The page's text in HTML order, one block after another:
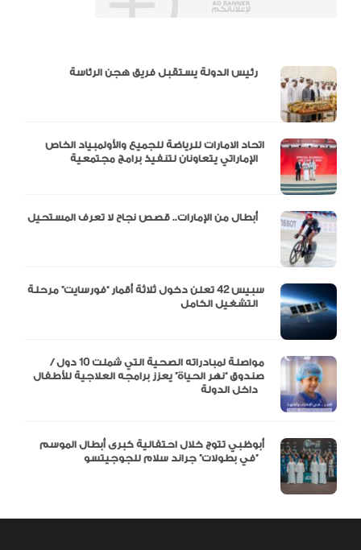
اتحاد الامارات للرياضة للجميع والأولمبياد الخاص
سبيس 42 تعلن دخول ثلاثة أقمار “فورسايت” مرحلة
مواصلة لمبادراته الصحية التي شملت 10 دول /
صندوق “نهر الحياة” يعزز برامجه العلاجية للأطفال
أبوظبي تتوج خلال احتفالية كبرى أبطال الموسم
في بطولات” جراند سلام للجوجيتسو”